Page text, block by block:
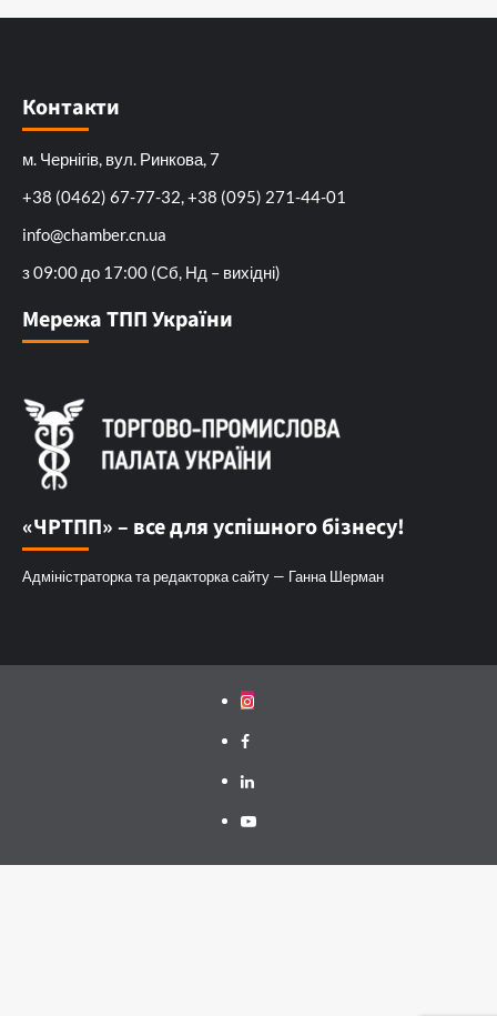
Контакти
м. Чернігів, вул. Ринкова, 7
+38 (0462) 67-77-32, +38 (095) 271-44-01
info@chamber.cn.ua
з 09:00 до 17:00 (Сб, Нд – вихідні)
Мережа ТПП України
«ЧРТПП» – все для успішного бізнесу!
Адміністраторка та редакторка сайту — Ганна Шерман